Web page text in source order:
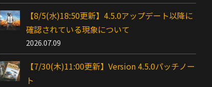
【8/5(水)18:50更新】4.5.0アップデート以降に
確認されている現象について
2026.07.09
【7/30(木)11:00更新】Version 4.5.0パッチノー
ト